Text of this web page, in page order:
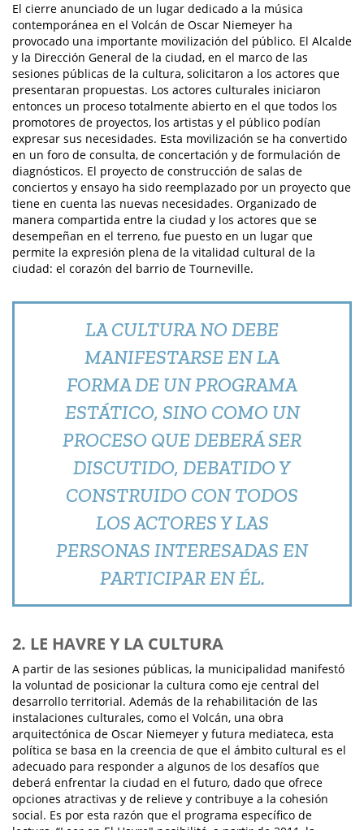
El cierre anunciado de un lugar dedicado a la música
contemporánea en el Volcán de Oscar Niemeyer ha
provocado una importante movilización del público. El Alcalde
y la Dirección General de la ciudad, en el marco de las
sesiones públicas de la cultura, solicitaron a los actores que
presentaran propuestas. Los actores culturales iniciaron
entonces un proceso totalmente abierto en el que todos los
promotores de proyectos, los artistas y el público podían
expresar sus necesidades. Esta movilización se ha convertido
en un foro de consulta, de concertación y de formulación de
diagnósticos. El proyecto de construcción de salas de
conciertos y ensayo ha sido reemplazado por un proyecto que
tiene en cuenta las nuevas necesidades. Organizado de
manera compartida entre la ciudad y los actores que se
desempeñan en el terreno, fue puesto en un lugar que
permite la expresión plena de la vitalidad cultural de la
ciudad: el corazón del barrio de Tourneville.
LA CULTURA NO DEBE
MANIFESTARSE EN LA
FORMA DE UN PROGRAMA
ESTÁTICO, SINO COMO UN
PROCESO QUE DEBERÁ SER
DISCUTIDO, DEBATIDO Y
CONSTRUIDO CON TODOS
LOS ACTORES Y LAS
PERSONAS INTERESADAS EN
PARTICIPAR EN ÉL.
2. LE HAVRE Y LA CULTURA
A partir de las sesiones públicas, la municipalidad manifestó
la voluntad de posicionar la cultura como eje central del
desarrollo territorial. Además de la rehabilitación de las
instalaciones culturales, como el Volcán, una obra
arquitectónica de Oscar Niemeyer y futura mediateca, esta
política se basa en la creencia de que el ámbito cultural es el
adecuado para responder a algunos de los desafíos que
deberá enfrentar la ciudad en el futuro, dado que ofrece
opciones atractivas y de relieve y contribuye a la cohesión
social. Es por esta razón que el programa específico de